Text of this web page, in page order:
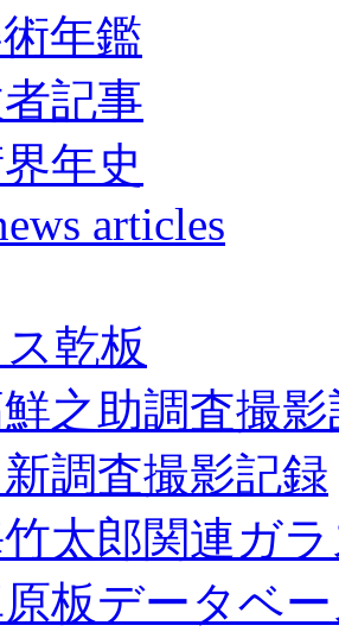
年鑑
記事
年史
articles
乾板
之助調査撮
調査撮影記録
太郎関連ガ
板データベ